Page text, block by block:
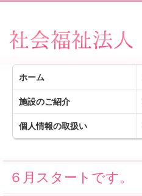
ホーム
施設のご紹介
個人情報の取扱い
６月スタートです。